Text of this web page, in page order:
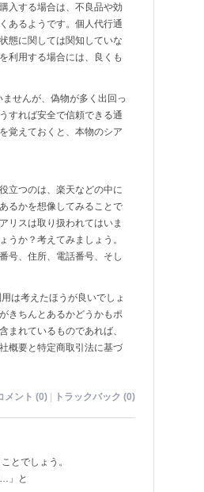
入する場合は、不良品や効
あるようです。個人代行通
態に関しては関知していな
利用する場合には、良くも
せんが、偽物が多く出回っ
すれば安全で信頼できる通
覚えておくと、本物のシア
立つのは、楽天などの中に
るかを想像してみることで
リスは取り扱われてはいま
うか？考えてみましょう。
号、住所、電話番号、そし
は考えたほうが良いでしょ
きちんとあるかどうかもポ
まれているものであれば、
概要と特定商取引法に基づ
メント (0) | トラックバック (0)
とでしょう。
」と